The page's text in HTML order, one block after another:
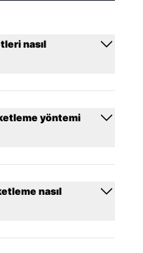
nasıl
yöntemi
nasıl